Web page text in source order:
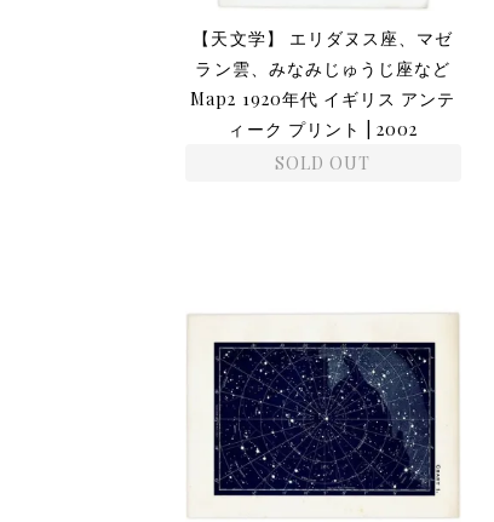
【天文学】 エリダヌス座、マゼ
ラン雲、みなみじゅうじ座など
Map2 1920年代 イギリス アンテ
ィーク プリント | 2002
SOLD OUT